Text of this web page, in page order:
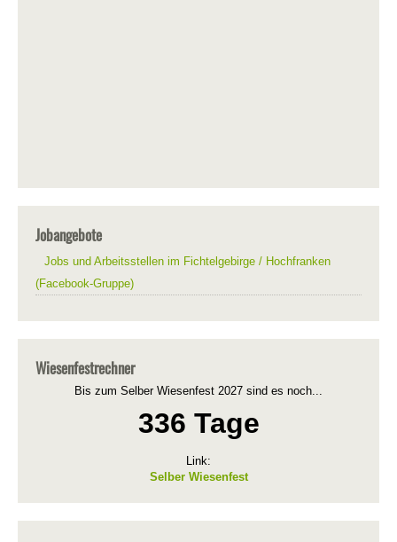
Jobangebote
Jobs und Arbeitsstellen im Fichtelgebirge / Hochfranken
(Facebook-Gruppe)
Wiesenfestrechner
Bis zum Selber Wiesenfest 2027 sind es noch...
336 Tage
Link:
Selber Wiesenfest